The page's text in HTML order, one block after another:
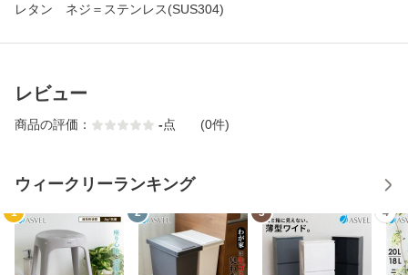
レタン ネジ＝ステンレス(SUS304)
レビュー
商品の評価： -点 (0件)
ウィークリーランキング
1 2 3 4